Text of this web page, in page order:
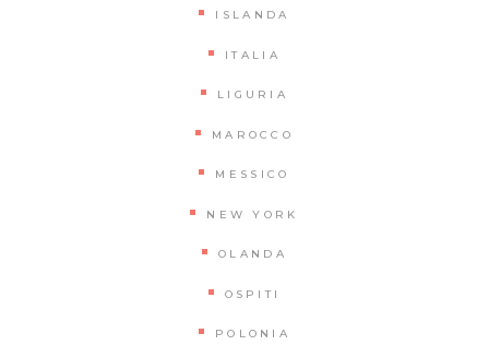
ISLANDA
ITALIA
LIGURIA
MAROCCO
MESSICO
NEW YORK
OLANDA
OSPITI
POLONIA